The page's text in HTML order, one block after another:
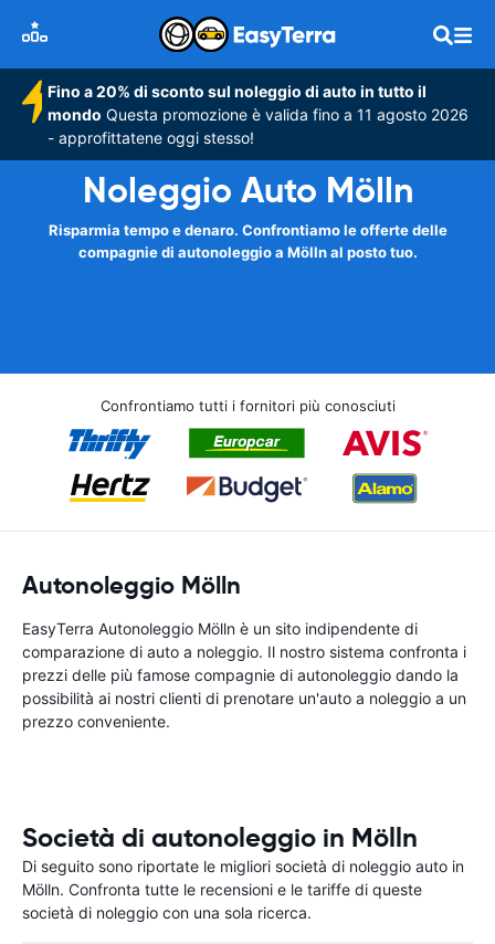
Fino a 20% di sconto sul noleggio di auto in tutto il
mondo Questa promozione è valida fino a 11 agosto 2026
- approfittatene oggi stesso!
Noleggio Auto Mölln
Risparmia tempo e denaro. Confrontiamo le offerte delle
compagnie di autonoleggio a Mölln al posto tuo.
Confrontiamo tutti i fornitori più conosciuti
Autonoleggio Mölln
EasyTerra Autonoleggio Mölln è un sito indipendente di
comparazione di auto a noleggio. Il nostro sistema confronta i
prezzi delle più famose compagnie di autonoleggio dando la
possibilità ai nostri clienti di prenotare un'auto a noleggio a un
prezzo conveniente.
Società di autonoleggio in Mölln
Di seguito sono riportate le migliori società di noleggio auto in
Mölln. Confronta tutte le recensioni e le tariffe di queste
società di noleggio con una sola ricerca.